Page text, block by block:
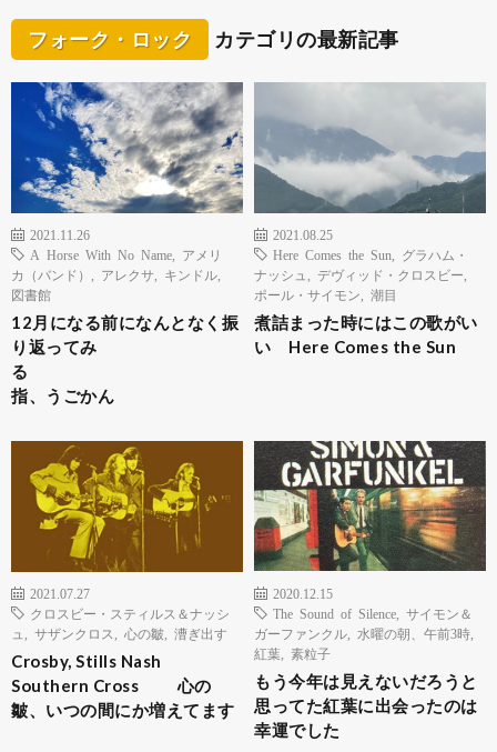
フォーク・ロック カテゴリの最新記事
2021.11.26
A Horse With No Name
アメリ
カ（バンド）
アレクサ キンドル
図書館
12月になる前になんとなく振
り返ってみ
る
指、うごかん
2021.08.25
Here Comes the Sun
グラハム・
ナッシュ
デヴィッド・クロスビー
ポール・サイモン
潮目
煮詰まった時にはこの歌がい
い Here Comes the Sun
2021.07.27
クロスビー・スティルス＆ナッシ
ュ
サザンクロス 心の皺 漕ぎ出す
Crosby, Stills Nash
Southern Cross 心の
皺、いつの間にか増えてます
2020.12.15
The Sound of Silence
サイモン＆
ガーファンクル
水曜の朝、午前3時
紅葉
素粒子
もう今年は見えないだろうと
思ってた紅葉に出会ったのは
幸運でした